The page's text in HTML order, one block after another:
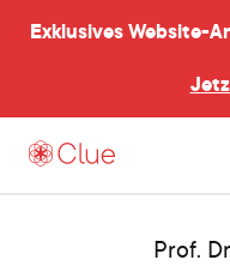
Exklusives Website-
Prof.